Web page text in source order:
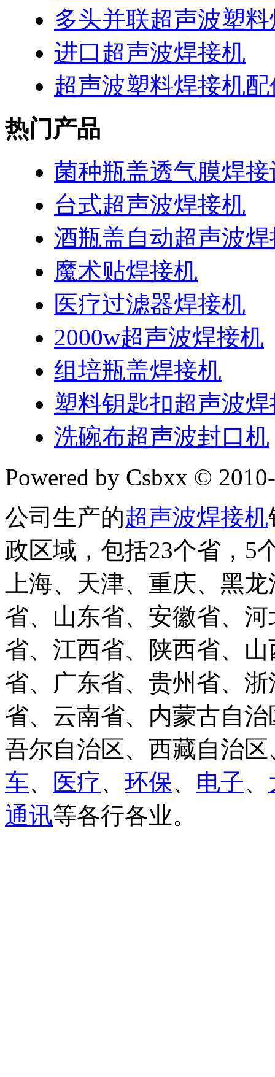
多头并联超声波塑
进口超声波焊接机
超声波塑料焊接机配
热门产品
菌种瓶盖透气膜焊
台式超声波焊接机
酒瓶盖自动超声波
魔术贴焊接机
医疗过滤器焊接机
2000w超声波焊接机
组培瓶盖焊接机
塑料钥匙扣超声波
洗碗布超声波封口机
Powered by Csbxx ©
公司生产的超声波焊接机
政区域，包括23个省，5
上海、天津、重庆、黑
省、山东省、安徽省、
省、江西省、陕西省、
省、广东省、贵州省、
省、云南省、内蒙古自
吾尔自治区、西藏自治
车、 医疗、 环保、 电子、
通讯等各行各业。